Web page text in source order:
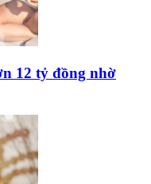
12 tỷ đồng nhờ